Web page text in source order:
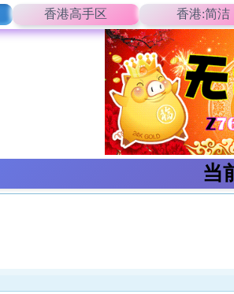
香港高手区 香港:简洁
当